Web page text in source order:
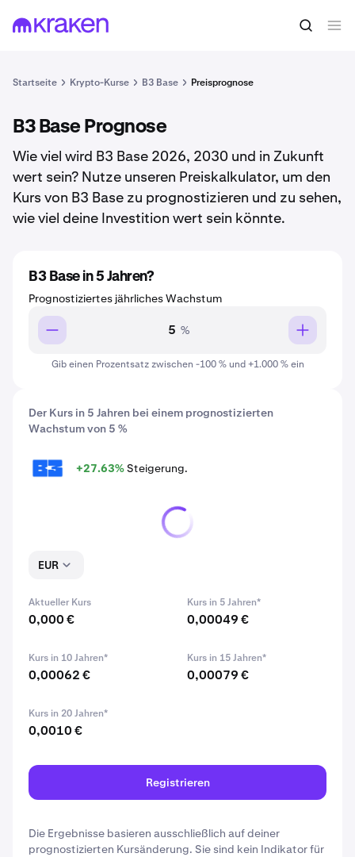
Startseite Krypto-Kurse B3 Base Preisprognose
B3 Base Prognose
Wie viel wird B3 Base 2026, 2030 und in Zukunft
wert sein? Nutze unseren Preiskalkulator, um den
Kurs von B3 Base zu prognostizieren und zu sehen,
wie viel deine Investition wert sein könnte.
Der Kurs in 5 Jahren bei einem prognostizierten
Wachstum von 5 %
B3 +27.63%Steigerung.
EUR
Aktueller Kurs
0,000 €
Kurs in 5 Jahren*
0,00049 €
Kurs in 10 Jahren*
0,00062 €
Kurs in 15 Jahren*
0,00079 €
Kurs in 20 Jahren*
0,0010 €
Registrieren
Die Ergebnisse basieren ausschließlich auf deiner
prognostizierten Kursänderung. Sie sind kein Indikator für
B3 Base in 5 Jahren?
Prognostiziertes jährliches Wachstum
%
Gib einen Prozentsatz zwischen -100 % und +1.000 % ein